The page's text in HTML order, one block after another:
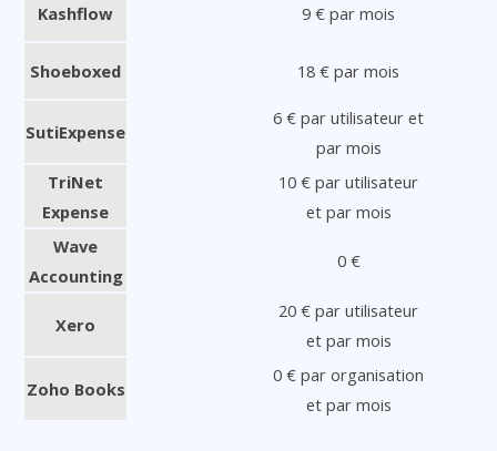
Kashflow 9 € par mois
Shoeboxed 18 € par mois
SutiExpense
6 € par utilisateur et
par mois
TriNet
Expense
10 € par utilisateur
et par mois
Wave
Accounting
0 €
Xero
20 € par utilisateur
et par mois
Zoho Books
0 € par organisation
et par mois